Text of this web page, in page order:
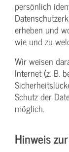
persönlich
erheben und
wie und zu
Wir weisen
Internet (z. B.
Schutz der
möglich.
Hinweis